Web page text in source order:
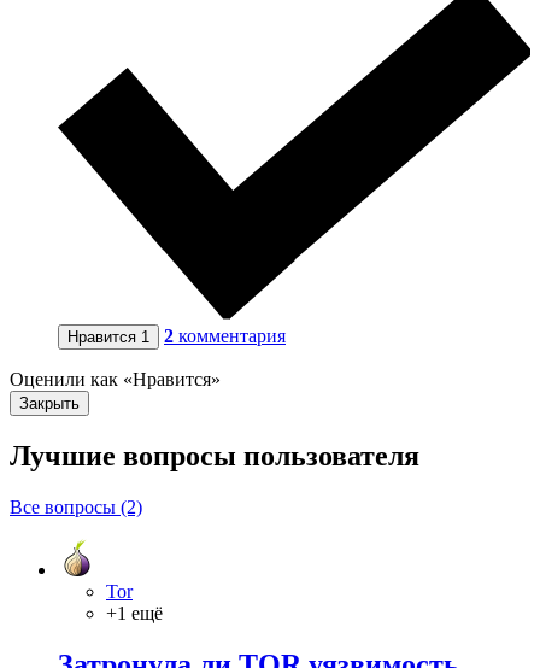
Нравится 1 2 комментария
Оценили как «Нравится»
Закрыть
Лучшие вопросы пользователя
Все вопросы (2)
Tor
+1 ещё